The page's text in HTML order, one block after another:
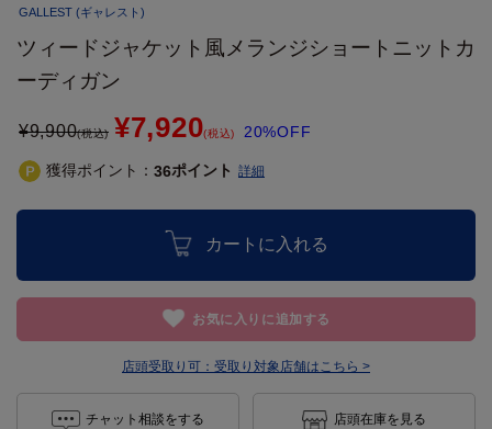
GALLEST (ギャレスト)
ツィードジャケット風メランジショートニットカ
ーディガン
¥9,900(税込) ¥7,920(税込) 20%OFF
獲得ポイント： 36ポイント 詳細
カートに入れる
お気に入りに追加する
店頭受取り可： 受取り対象店舗はこちら >
チャット相談をする 店頭在庫を見る